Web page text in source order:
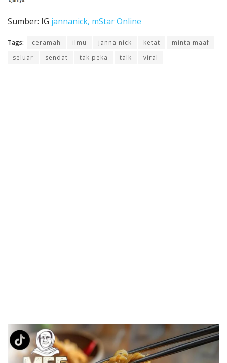
Sumber: IG jannanick, mStar Online
Tags: ceramah ilmu janna nick ketat
minta maaf
seluar
sendat tak peka talk viral